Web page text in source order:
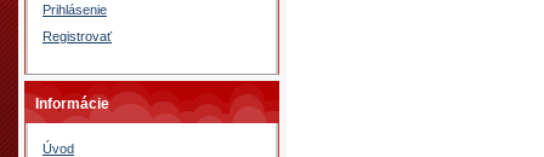
Prihlásenie
Registrovať
Informácie
Úvod